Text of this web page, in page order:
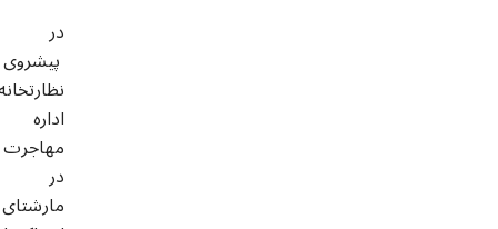
در
پیشروی
اداره
مهاجرت
در
مارشتای